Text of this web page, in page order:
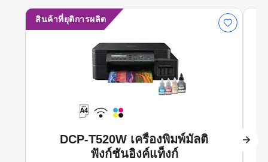
สินค้าที่ยุติการผลิต
DCP-T520W เครื่องพิมพ์มัลติ
ฟังก์ชันอิงค์แท็งก์